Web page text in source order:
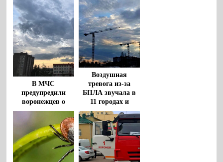
В МЧС
предупредили
воронежцев о
штормовом ветре
и грозах с градом
8 августа
Воздушная
тревога из-за
БПЛА звучала в
11 городах и
районах
Воронежской
области